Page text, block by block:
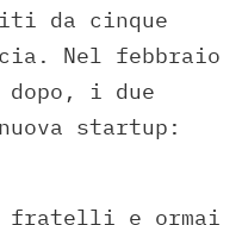
da cinque
Nel febbraio
dopo, i due
startup:
i fratelli e ormai